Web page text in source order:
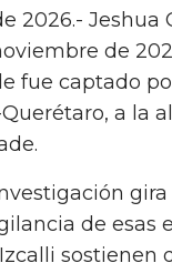
2026.- Jeshua
de
fue captado
a la
de esas
sostienen